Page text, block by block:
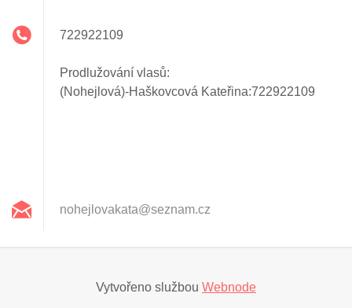
722922109
Prodlužování vlasů:
(Nohejlová)-Haškovcová Kateřina:722922109
nohejlovakata@seznam.cz
Vytvořeno službou Webnode